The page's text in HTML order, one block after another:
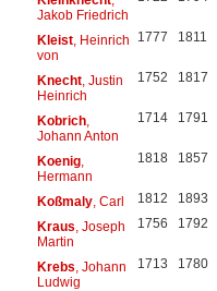
Jakob Friedrich
Kleist, Heinrich
von
1777 1811
Knecht, Justin
Heinrich
1752 1817
Kobrich,
Johann Anton
1714 1791
Koenig,
Hermann
1818 1857
Koßmaly, Carl 1812 1893
Kraus , Joseph
Martin
1756 1792
Krebs , Johann
Ludwig
1713 1780